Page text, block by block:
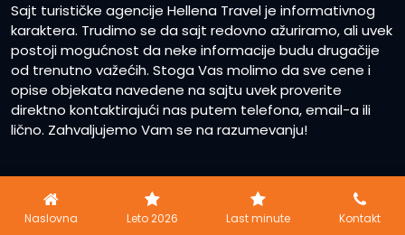
Naslovna Leto 2026 Last minute Kontakt
Sajt turističke agencije Hellena Travel je informativnog
karaktera. Trudimo se da sajt redovno ažuriramo, ali uvek
postoji mogućnost da neke informacije budu drugačije
od trenutno važećih. Stoga Vas molimo da sve cene i
opise objekata navedene na sajtu uvek proverite
direktno kontaktirajući nas putem telefona, email-a ili
lično. Zahvaljujemo Vam se na razumevanju!
Hellena Travel
www.hellenatravel.rs